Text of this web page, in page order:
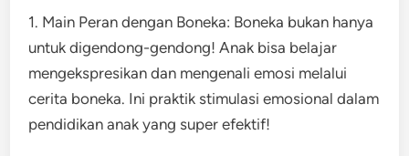
1. Main Peran dengan Boneka: Boneka bukan hanya
untuk digendong-gendong! Anak bisa belajar
mengekspresikan dan mengenali emosi melalui
cerita boneka. Ini praktik stimulasi emosional dalam
pendidikan anak yang super efektif!